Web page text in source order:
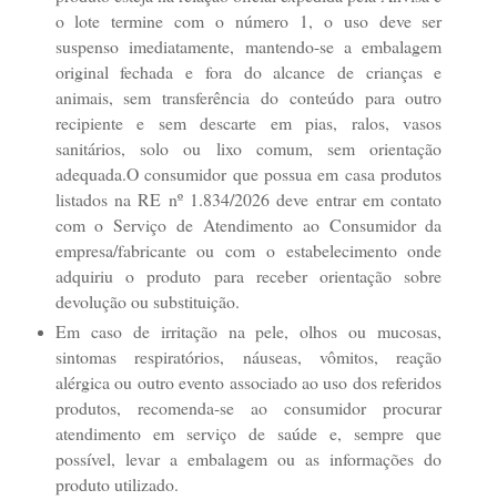
o lote termine com o número 1, o uso deve ser
suspenso imediatamente, mantendo-se a embalagem
original fechada e fora do alcance de crianças e
animais, sem transferência do conteúdo para outro
recipiente e sem descarte em pias, ralos, vasos
sanitários, solo ou lixo comum, sem orientação
adequada.O consumidor que possua em casa produtos
listados na RE nº 1.834/2026 deve entrar em contato
com o Serviço de Atendimento ao Consumidor da
empresa/fabricante ou com o estabelecimento onde
adquiriu o produto para receber orientação sobre
devolução ou substituição.
Em caso de irritação na pele, olhos ou mucosas,
sintomas respiratórios, náuseas, vômitos, reação
alérgica ou outro evento associado ao uso dos referidos
produtos, recomenda-se ao consumidor procurar
atendimento em serviço de saúde e, sempre que
possível, levar a embalagem ou as informações do
produto utilizado.